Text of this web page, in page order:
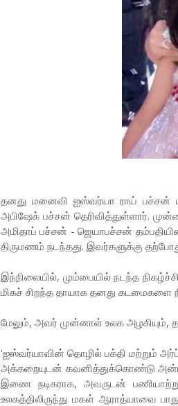
தனது மனைவி ஐஸ்வர்யா ராய் பச்சன்
அபிஷேக் பச்சன் தெரிவித்துள்ளார்.
அமிதாப் பச்சன் - ஜெயாபச்சன்
திருமணம் நடந்தது. இவர்களுக்கு
இந்நிலையில், மும்பையில் நடந்த
மிகச் சிறந்த தாயாக தனது கடமைகளை
மேலும், அவர் முன்னாள் உலக அழகியும்,
'ஐஸ்வர்யாவின் தொழில் பக்தி மற்றும்
அக்கறையுடன் கவனித்துக்கொண்டு
இணை நடிகராக, அவருடன்
உலகத்திலிருந்து மகள் ஆராத்யாவை